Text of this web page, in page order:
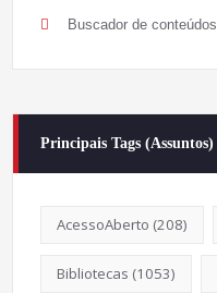
Buscador de conteúdos
Principais Tags (Assuntos)
AcessoAberto (208)
Bibliotecas (1053)